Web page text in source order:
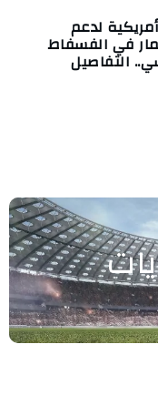
لدعم
في الفسفاط
التفاصيل